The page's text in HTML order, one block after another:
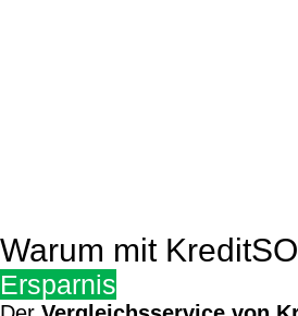
Warum mit
Ersparnis